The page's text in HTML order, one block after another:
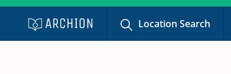
Location Search
Bestattungen 1613 - 1630
Bestattungen 1631 - 1636